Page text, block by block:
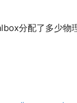
分配了多少物